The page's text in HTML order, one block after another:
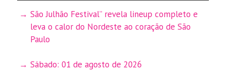
São Julhão Festival” revela lineup completo e
leva o calor do Nordeste ao coração de São
Paulo
Sábado: 01 de agosto de 2026